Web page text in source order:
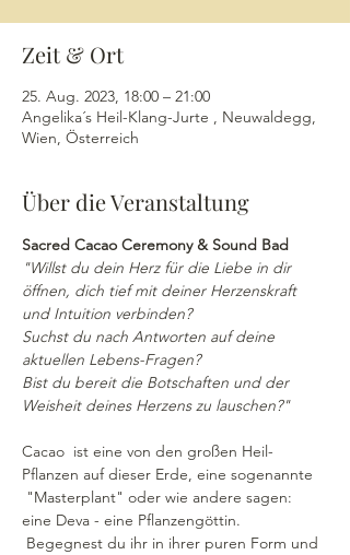
Zeit & Ort
25. Aug. 2023, 18:00 – 21:00
Angelika´s Heil-Klang-Jurte , Neuwaldegg,
Wien, Österreich
Über die Veranstaltung
Sacred Cacao Ceremony & Sound Bad
"Willst du dein Herz für die Liebe in dir
öffnen, dich tief mit deiner Herzenskraft
und Intuition verbinden?
Suchst du nach Antworten auf deine
aktuellen Lebens-Fragen?
Bist du bereit die Botschaften und der
Weisheit deines Herzens zu lauschen?"
Cacao  ist eine von den großen Heil-
Pflanzen auf dieser Erde, eine sogenannte
"Masterplant" oder wie andere sagen:
eine Deva - eine Pflanzengöttin.
Begegnest du ihr in ihrer puren Form und